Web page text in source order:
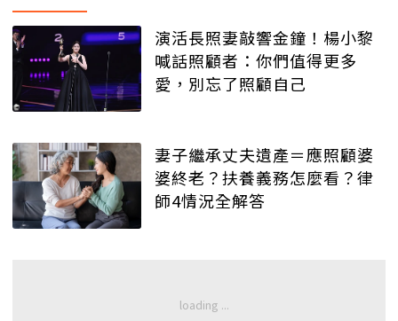
演活長照妻敲響金鐘！楊小黎
喊話照顧者：你們值得更多
愛，別忘了照顧自己
妻子繼承丈夫遺產＝應照顧婆
婆終老？扶養義務怎麼看？律
師4情況全解答